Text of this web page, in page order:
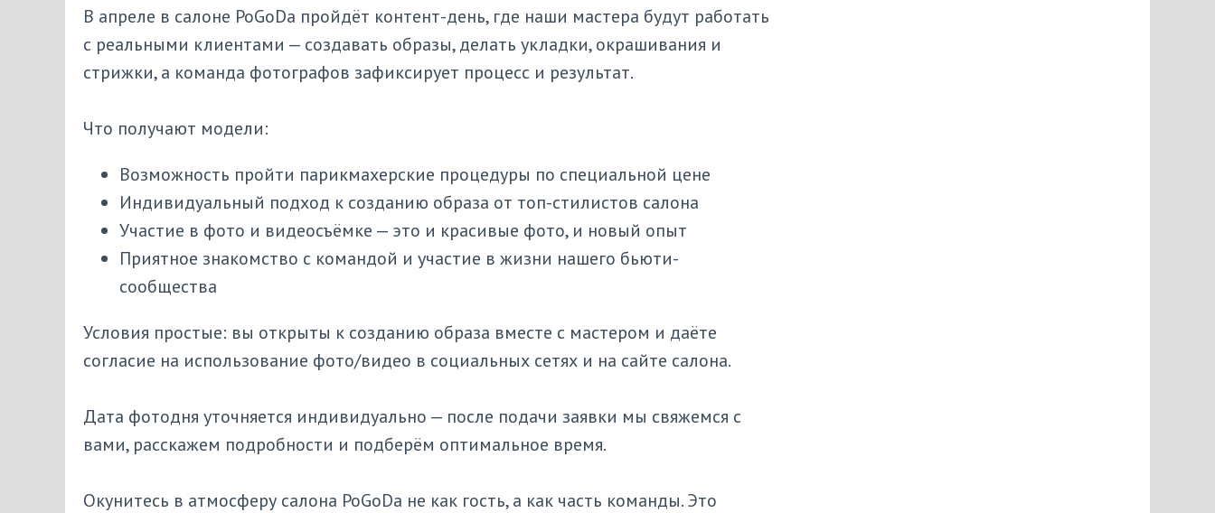
В апреле в салоне PoGoDa пройдёт контент-день, где наши мастера будут работать
с реальными клиентами — создавать образы, делать укладки, окрашивания и
стрижки, а команда фотографов зафиксирует процесс и результат.
Что получают модели:
Возможность пройти парикмахерские процедуры по специальной цене
Индивидуальный подход к созданию образа от топ-стилистов салона
Участие в фото и видеосъёмке — это и красивые фото, и новый опыт
Приятное знакомство с командой и участие в жизни нашего бьюти-
сообщества
Условия простые: вы открыты к созданию образа вместе с мастером и даёте
согласие на использование фото/видео в социальных сетях и на сайте салона.
Дата фотодня уточняется индивидуально — после подачи заявки мы свяжемся с
вами, расскажем подробности и подберём оптимальное время.
Окунитесь в атмосферу салона PoGoDa не как гость, а как часть команды. Это